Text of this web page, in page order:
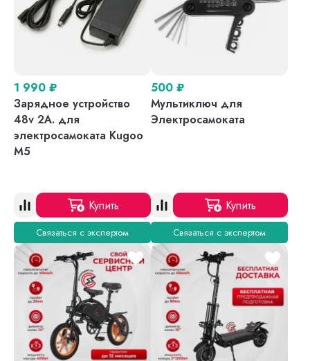
1 990 ₽
Зарядное устройство
48v 2A. для
электросамоката Kugoo
M5
Купить
Связаться с экспертом
500 ₽
Мультиключ для
Электросамоката
Купить
Связаться с экспертом